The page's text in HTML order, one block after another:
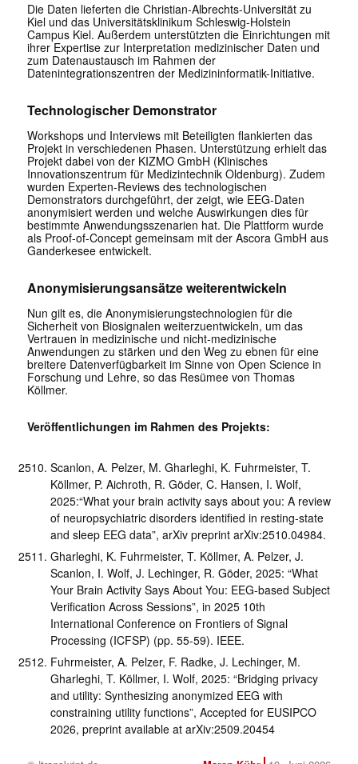
Die Daten lieferten die Christian-Albrechts-Universität zu
Kiel und das Universitätsklinikum Schleswig-Holstein
Campus Kiel. Außerdem unterstützten die Einrichtungen mit
ihrer Expertise zur Interpretation medizinischer Daten und
zum Datenaustausch im Rahmen der
Datenintegrationszentren der Medizininformatik-Initiative.
Technologischer Demonstrator
Workshops und Interviews mit Beteiligten flankierten das
Projekt in verschiedenen Phasen. Unterstützung erhielt das
Projekt dabei von der KIZMO GmbH (Klinisches
Innovationszentrum für Medizintechnik Oldenburg). Zudem
wurden Experten-Reviews des technologischen
Demonstrators durchgeführt, der zeigt, wie EEG-Daten
anonymisiert werden und welche Auswirkungen dies für
bestimmte Anwendungsszenarien hat. Die Plattform wurde
als Proof-of-Concept gemeinsam mit der Ascora GmbH aus
Ganderkesee entwickelt.
Anonymisierungsansätze weiterentwickeln
Nun gilt es, die Anonymisierungstechnologien für die
Sicherheit von Biosignalen weiterzuentwickeln, um das
Vertrauen in medizinische und nicht-medizinische
Anwendungen zu stärken und den Weg zu ebnen für eine
breitere Datenverfügbarkeit im Sinne von Open Science in
Forschung und Lehre, so das Resümee von Thomas
Köllmer.
Veröffentlichungen im Rahmen des Projekts:
Scanlon, A. Pelzer, M. Gharleghi, K. Fuhrmeister, T.
Köllmer, P. Aichroth, R. Göder, C. Hansen, I. Wolf,
2025:“What your brain activity says about you: A review
of neuropsychiatric disorders identified in resting-state
and sleep EEG data”, arXiv preprint arXiv:2510.04984.
Gharleghi, K. Fuhrmeister, T. Köllmer, A. Pelzer, J.
Scanlon, I. Wolf, J. Lechinger, R. Göder, 2025: “What
Your Brain Activity Says About You: EEG-based Subject
Verification Across Sessions”, in 2025 10th
International Conference on Frontiers of Signal
Processing (ICFSP) (pp. 55-59). IEEE.
Fuhrmeister, A. Pelzer, F. Radke, J. Lechinger, M.
Gharleghi, T. Köllmer, I. Wolf, 2025: “Bridging privacy
and utility: Synthesizing anonymized EEG with
constraining utility functions”, Accepted for EUSIPCO
2026, preprint available at arXiv:2509.20454